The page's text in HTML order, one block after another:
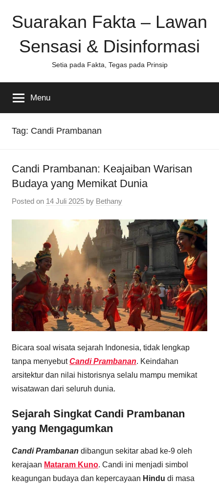
Suarakan Fakta – Lawan
Sensasi & Disinformasi
Setia pada Fakta, Tegas pada Prinsip
Menu
Tag: Candi Prambanan
Candi Prambanan: Keajaiban Warisan
Budaya yang Memikat Dunia
Posted on 14 Juli 2025 by Bethany
Bicara soal wisata sejarah Indonesia, tidak lengkap
tanpa menyebutCandi Prambanan. Keindahan
arsitektur dan nilai historisnya selalu mampu memikat
wisatawan dari seluruh dunia.
Sejarah Singkat Candi Prambanan
yang Mengagumkan
Candi Prambanan dibangun sekitar abad ke-9 oleh
kerajaan Mataram Kuno. Candi ini menjadi simbol
keagungan budaya dan kepercayaan Hindu di masa